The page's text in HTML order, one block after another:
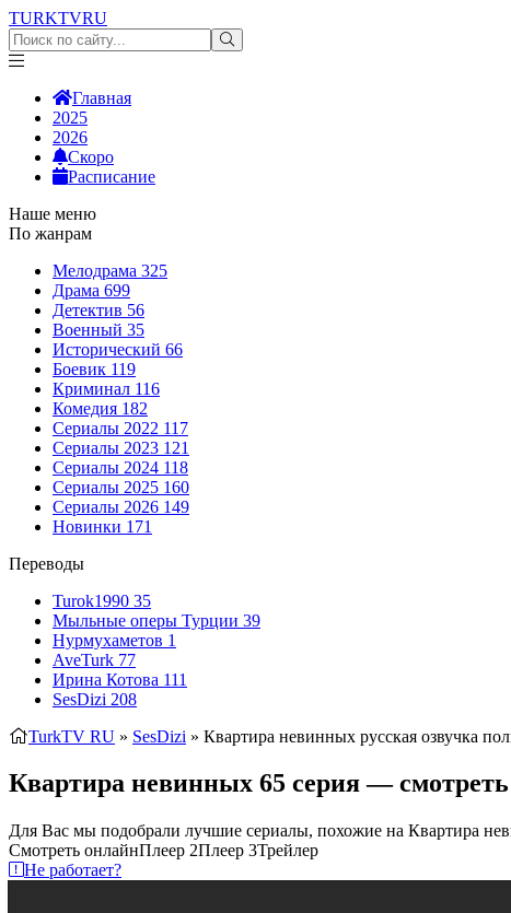
TURKTVRU
Главная
2025
2026
Скоро
Расписание
Наше меню
По жанрам
Мелодрама 325
Драма 699
Детектив 56
Военный 35
Исторический 66
Боевик 119
Криминал 116
Комедия 182
Сериалы 2022 117
Сериалы 2023 121
Сериалы 2024 118
Сериалы 2025 160
Сериалы 2026 149
Новинки 171
Переводы
Turok1990 35
Мыльные оперы Турции 39
Нурмухаметов 1
AveTurk 77
Ирина Котова 111
SesDizi 208
TurkTV RU » SesDizi » Квартира невинных русская озвучка
Квартира невинных 65 серия — смотреть
Для Вас мы подобрали лучшие сериалы, похожие на Квартира
Смотреть онлайнПлеер 2Плеер 3Трейлер
Не работает?